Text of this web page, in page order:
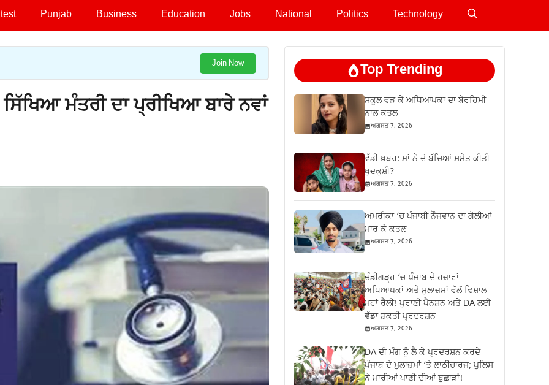
Punjab Business Education Jobs National Politics Technology
Join Now
ਮੰਤਰੀ ਦਾ ਪ੍ਰੀਖਿਆ ਬਾਰੇ ਨਵਾਂ
Top Trending
ਸਕੂਲ ਵੜ ਕੇ ਅਧਿਆਪਕਾ ਦਾ ਬੇਰਹਿਮੀ
ਨਾਲ ਕਤਲ
ਅਗਸਤ 7, 2026
ਵੱਡੀ ਖ਼ਬਰ: ਮਾਂ ਨੇ ਦੋ ਬੱਚਿਆਂ ਸਮੇਤ ਕੀਤੀ
ਖੁਦਕੁਸ਼ੀ?
ਅਗਸਤ 7, 2026
ਅਮਰੀਕਾ ‘ਚ ਪੰਜਾਬੀ ਨੌਜਵਾਨ ਦਾ ਗੋਲੀਆਂ
ਮਾਰ ਕੇ ਕਤਲ
ਅਗਸਤ 7, 2026
ਚੰਡੀਗੜ੍ਹ ‘ਚ ਪੰਜਾਬ ਦੇ ਹਜ਼ਾਰਾਂ
ਅਧਿਆਪਕਾਂ ਅਤੇ ਮੁਲਾਜ਼ਮਾਂ ਵੱਲੋਂ ਵਿਸ਼ਾਲ
ਮਹਾਂ ਰੈਲੀ! ਪੁਰਾਣੀ ਪੈਨਸ਼ਨ ਅਤੇ DA ਲਈ
ਵੱਡਾ ਸ਼ਕਤੀ ਪ੍ਰਦਰਸ਼ਨ
ਅਗਸਤ 7, 2026
DA ਦੀ ਮੰਗ ਨੂੰ ਲੈ ਕੇ ਪ੍ਰਦਰਸ਼ਨ ਕਰਦੇ
ਪੰਜਾਬ ਦੇ ਮੁਲਾਜ਼ਮਾਂ ‘ਤੇ ਲਾਠੀਚਾਰਜ; ਪੁਲਿਸ
ਨੇ ਮਾਰੀਆਂ ਪਾਣੀ ਦੀਆਂ ਬੁਛਾੜਾਂ!